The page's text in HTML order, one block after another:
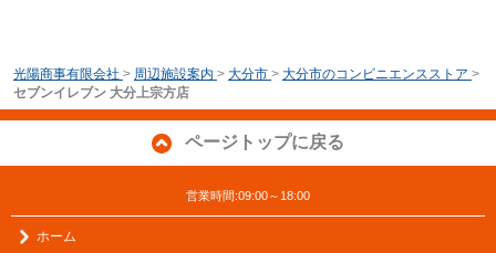
光陽商事有限会社 > 周辺施設案内 > 大分市 > 大分市のコンビニエンスストア >
セブンイレブン 大分上宗方店
ページトップに戻る
営業時間:09:00～18:00
ホーム